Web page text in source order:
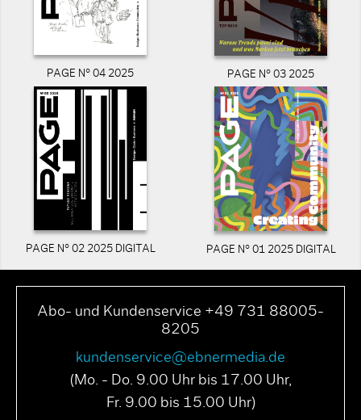
PAGE N° 04 2025 PAGE N° 03 2025
PAGE N° 02 2025 DIGITAL PAGE N° 01 2025 DIGITAL
Abo- und Kundenservice +49 731 88005-
8205
kundenservice@ebnermedia.de
(Mo. - Do. 9.00 Uhr bis 17.00 Uhr,
Fr. 9.00 bis 15.00 Uhr)